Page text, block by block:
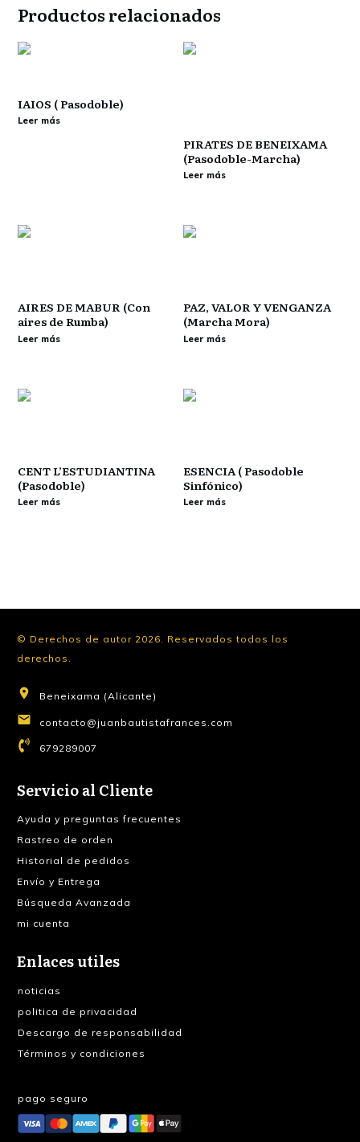
Productos relacionados
IAIOS ( Pasodoble)
Leer más
PIRATES DE BENEIXAMA
(Pasodoble-Marcha)
Leer más
AIRES DE MABUR (Con
aires de Rumba)
Leer más
PAZ, VALOR Y VENGANZA
(Marcha Mora)
Leer más
CENT L’ESTUDIANTINA
(Pasodoble)
Leer más
ESENCIA ( Pasodoble
Sinfónico)
Leer más
© Derechos de autor 2026
Reservados todos los
derechos.
Beneixama (Alicante)
contacto@juanbautistafrances.com
679289007
Servicio al Cliente
Ayuda y preguntas frecuentes
Rastreo de orden
Historial de pedidos
Envío y Entrega
Búsqueda Avanzada
mi cuenta
Enlaces utiles
noticias
politica de privacidad
Descargo de responsabilidad
Términos y condiciones
pago seguro